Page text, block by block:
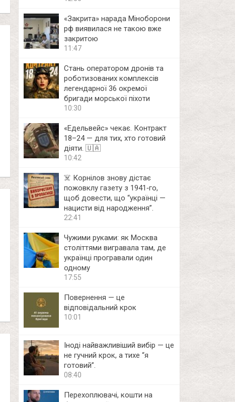
«Закрита» нарада Міноборони
рф виявилася не такою вже
закритою
11:47
Стань оператором дронів та
роботизованих комплексів
легендарної 36 окремої
бригади морської піхоти
10:30
«Едельвейс» чекає. Контракт
18–24 — для тих, хто готовий
діяти. 🇺🇦
10:42
☠️ Корнілов знову дістає
пожовклу газету з 1941‑го,
щоб довести, що “українці —
нацисти від народження”.
22:41
Чужими руками: як Москва
століттями вигравала там, де
українці програвали один
одному
17:55
Повернення — це
відповідальний крок
10:01
Іноді найважливіший вибір — це
не гучний крок, а тихе “я
готовий”.
08:40
Перехоплювачі, кошти на